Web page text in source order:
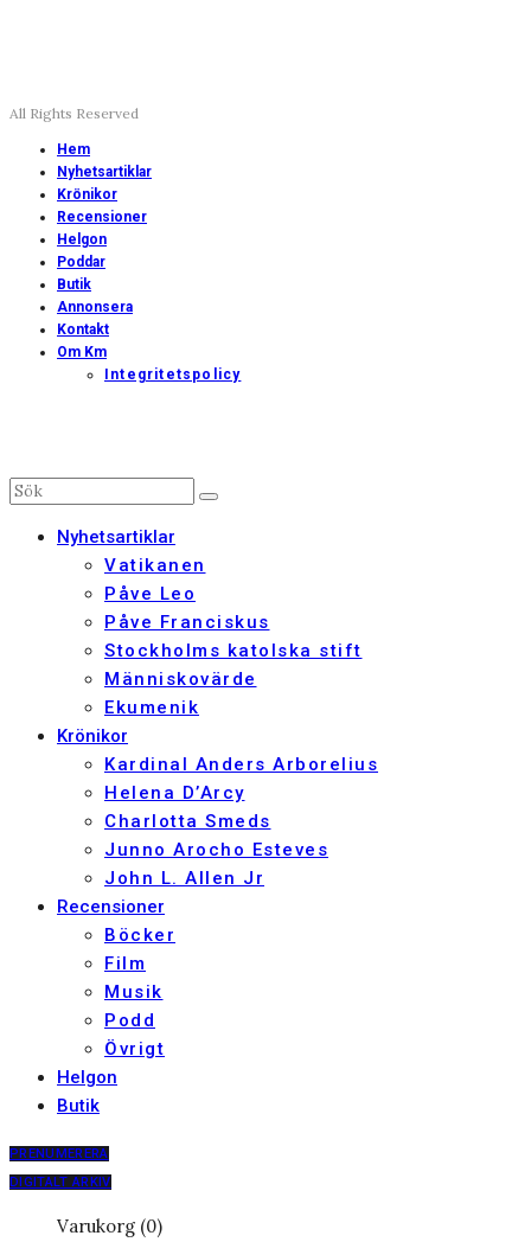
All Rights Reserved
Hem
Nyhetsartiklar
Krönikor
Recensioner
Helgon
Poddar
Butik
Annonsera
Kontakt
Om Km
Integritetspolicy
Nyhetsartiklar
Vatikanen
Påve Leo
Påve Franciskus
Stockholms katolska stift
Människovärde
Ekumenik
Krönikor
Kardinal Anders Arborelius
Helena D’Arcy
Charlotta Smeds
Junno Arocho Esteves
John L. Allen Jr
Recensioner
Böcker
Film
Musik
Podd
Övrigt
Helgon
Butik
PRENUMERERA
DIGITALT ARKIV
Varukorg (0)